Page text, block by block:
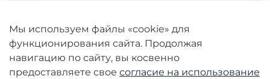
О компании Caseport
Бренд Nillkin
Мы используем файлы «cookie» для
функционирования сайта. Продолжая
навигацию по сайту, вы косвенно
предоставляете свое согласие на использование